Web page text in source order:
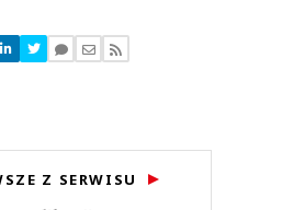
komentarzy
komentarze
Z SERWISU